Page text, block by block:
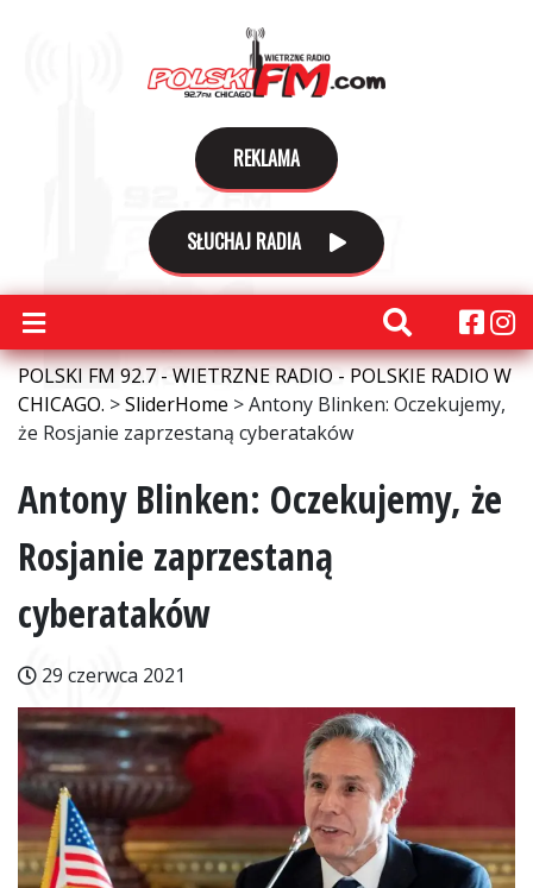
REKLAMA
SŁUCHAJ RADIA
POLSKI FM 92.7 - WIETRZNE RADIO - POLSKIE RADIO W
CHICAGO. >SliderHome >Antony Blinken: Oczekujemy,
że Rosjanie zaprzestaną cyberataków
Antony Blinken: Oczekujemy, że
Rosjanie zaprzestaną
cyberataków
29 czerwca 2021